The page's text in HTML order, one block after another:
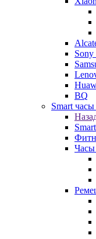
Sony
BQ
Smart
Часы